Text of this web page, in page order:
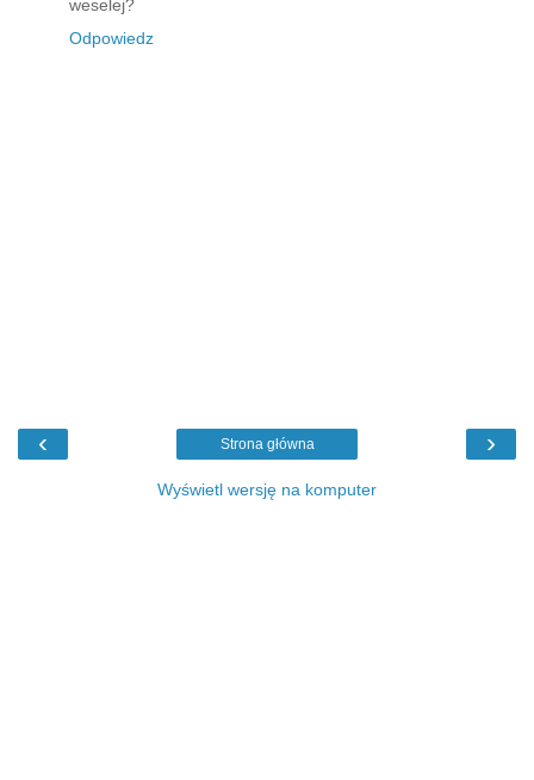
weselej?
Odpowiedz
‹ ›
Strona główna
Wyświetl wersję na komputer